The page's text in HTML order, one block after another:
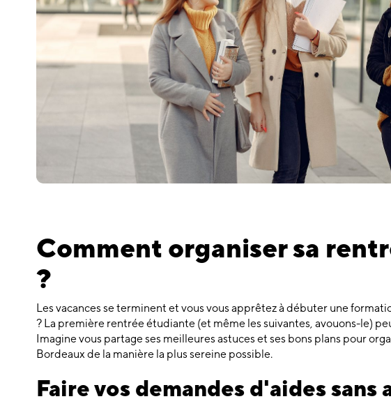
Comment organiser sa
?
Les vacances se terminent et vous vous apprêtez à débuter une
? La première rentrée étudiante (et même les suivantes, avouons-le)
Imagine vous partage ses meilleures astuces et ses bons plans pour
Bordeaux de la manière la plus sereine possible.
Faire vos demandes d'aides sans